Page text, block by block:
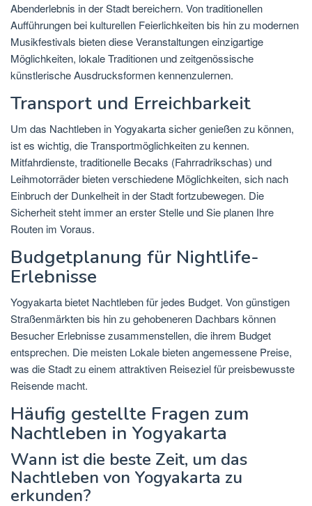
Abenderlebnis in der Stadt bereichern. Von traditionellen
Aufführungen bei kulturellen Feierlichkeiten bis hin zu modernen
Musikfestivals bieten diese Veranstaltungen einzigartige
Möglichkeiten, lokale Traditionen und zeitgenössische
künstlerische Ausdrucksformen kennenzulernen.
Transport und Erreichbarkeit
Um das Nachtleben in Yogyakarta sicher genießen zu können,
ist es wichtig, die Transportmöglichkeiten zu kennen.
Mitfahrdienste, traditionelle Becaks (Fahrradrikschas) und
Leihmotorräder bieten verschiedene Möglichkeiten, sich nach
Einbruch der Dunkelheit in der Stadt fortzubewegen. Die
Sicherheit steht immer an erster Stelle und Sie planen Ihre
Routen im Voraus.
Budgetplanung für Nightlife-
Erlebnisse
Yogyakarta bietet Nachtleben für jedes Budget. Von günstigen
Straßenmärkten bis hin zu gehobeneren Dachbars können
Besucher Erlebnisse zusammenstellen, die ihrem Budget
entsprechen. Die meisten Lokale bieten angemessene Preise,
was die Stadt zu einem attraktiven Reiseziel für preisbewusste
Reisende macht.
Häufig gestellte Fragen zum
Nachtleben in Yogyakarta
Wann ist die beste Zeit, um das
Nachtleben von Yogyakarta zu
erkunden?